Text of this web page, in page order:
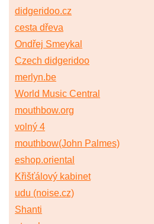
didgeridoo.cz
cesta dřeva
Ondřej Smeykal
Czech didgeridoo
merlyn.be
World Music Central
mouthbow.org
volný 4
mouthbow(John Palmes)
eshop.oriental
Křišťálový kabinet
udu (noise.cz)
Shanti